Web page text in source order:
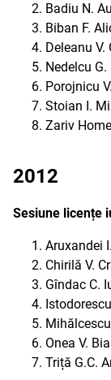
Badiu N.
Biban F.
Deleanu V.
Nedelcu G.
Porojnicu
Stoian I.
Zariv
2012
Sesiune licențe
Aruxandei
Chirilă V.
Gîndac C.
Onea V.
Triță G.C.